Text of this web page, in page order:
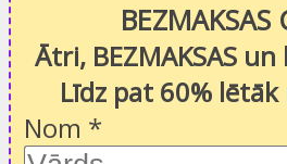
BEZMAKSAS
Ātri, BEZMAKSAS
Līdz pat 60%
Nom *